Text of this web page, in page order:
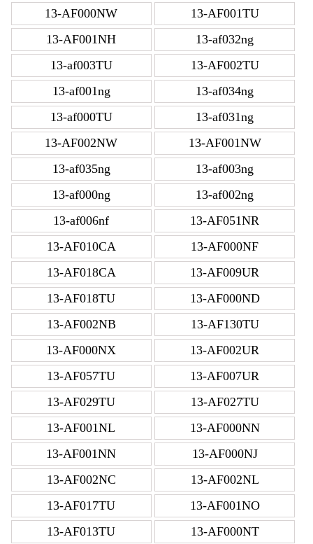
13-AF000NW
13-AF001TU
13-AF001NH
13-af032ng
13-af003TU
13-AF002TU
13-af001ng
13-af034ng
13-af000TU
13-af031ng
13-AF002NW
13-AF001NW
13-af035ng
13-af003ng
13-af000ng
13-af002ng
13-af006nf
13-AF051NR
13-AF010CA
13-AF000NF
13-AF018CA
13-AF009UR
13-AF018TU
13-AF000ND
13-AF002NB
13-AF130TU
13-AF000NX
13-AF002UR
13-AF057TU
13-AF007UR
13-AF029TU
13-AF027TU
13-AF001NL
13-AF000NN
13-AF001NN
13-AF000NJ
13-AF002NC
13-AF002NL
13-AF017TU
13-AF001NO
13-AF013TU
13-AF000NT